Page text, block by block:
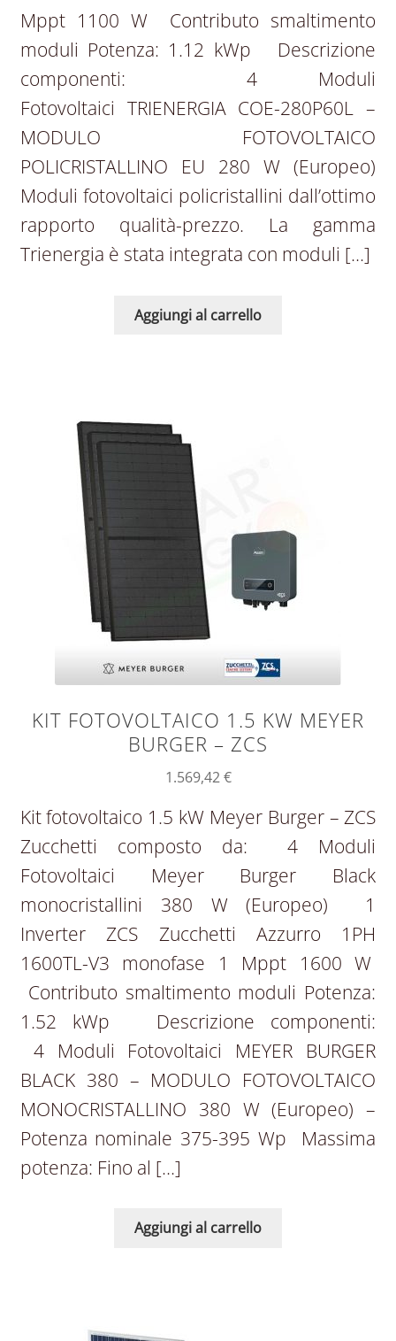
Mppt 1100 W Contributo smaltimento
moduli Potenza: 1.12 kWp Descrizione
componenti: 4 Moduli
Fotovoltaici TRIENERGIA COE-280P60L –
MODULO FOTOVOLTAICO
POLICRISTALLINO EU 280 W (Europeo)
Moduli fotovoltaici policristallini dall’ottimo
rapporto qualità-prezzo. La gamma
Trienergia è stata integrata con moduli […]
Aggiungi al carrello
KIT FOTOVOLTAICO 1.5 KW MEYER
BURGER – ZCS
1.569,42€
Kit fotovoltaico 1.5 kW Meyer Burger – ZCS
Zucchetti composto da: 4 Moduli
Fotovoltaici Meyer Burger Black
monocristallini 380 W (Europeo) 1
Inverter ZCS Zucchetti Azzurro 1PH
1600TL-V3 monofase 1 Mppt 1600 W
Contributo smaltimento moduli Potenza:
1.52 kWp Descrizione componenti:
4 Moduli Fotovoltaici MEYER BURGER
BLACK 380 – MODULO FOTOVOLTAICO
MONOCRISTALLINO 380 W (Europeo) –
Potenza nominale 375-395 Wp Massima
potenza: Fino al […]
Aggiungi al carrello